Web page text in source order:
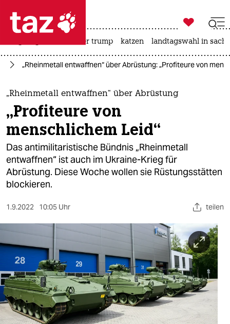
 taz zahl ich
taz zahl ich
themen
politik
öko
gesellschaft
kultur
sport
nord
wahrheit
verlag
verlag

taz zahl ich
usa unter trump katzen landtagswahl in
„Rheinmetall entwaffnen“ über Abrüstung: „Profiteure von
„Rheinmetall entwaffnen“ über Abrüstung
„Profiteure von
menschlichem Leid“
Das antimilitaristische Bündnis „Rheinmetall
entwaffnen“ ist auch im Ukraine-Krieg für
Abrüstung. Diese Woche wollen sie Rüstungsstätten
blockieren.
1.9.2022 10:05 Uhr teilen